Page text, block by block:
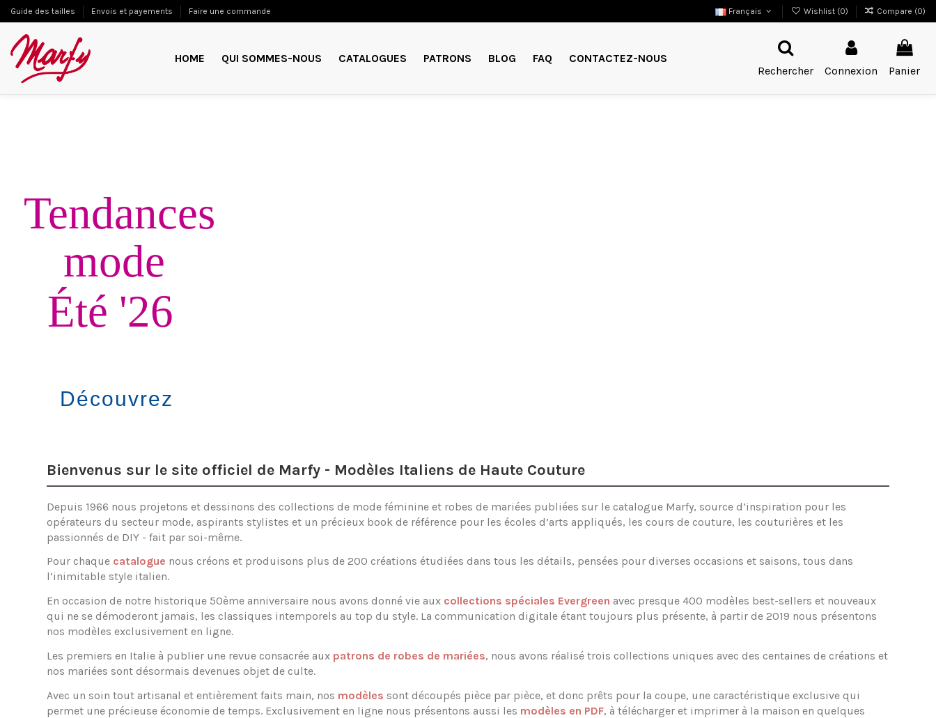
Guide des tailles Envois et payements Faire une commande Français Wishlist (0) Compare (0)
HOME QUI SOMMES-NOUS CATALOGUES PATRONS BLOG FAQ
CONTACTEZ-NOUS
Rechercher
Connexion Panier
Créez votre robe unique
COLLECTION MARIAGE
Bienvenus sur le site officiel de Marfy - Modèles Italiens de Haute Couture
Depuis 1966 nous projetons et dessinons des collections de mode féminine et robes de mariées publiées sur le catalogue Marfy, source d’inspiration pour les
opérateurs du secteur mode, aspirants stylistes et un précieux book de référence pour les écoles d’arts appliqués, les cours de couture, les couturières et les
passionnés de DIY - fait par soi-même.
Pour chaque catalogue nous créons et produisons plus de 200 créations étudiées dans tous les détails, pensées pour diverses occasions et saisons, tous dans
l’inimitable style italien.
En occasion de notre historique 50ème anniversaire nous avons donné vie aux collections spéciales Evergreen avec presque 400 modèles best-sellers et nouveaux
qui ne se démoderont jamais, les classiques intemporels au top du style. La communication digitale étant toujours plus présente, à partir de 2019 nous présentons
nos modèles exclusivement en ligne.
Les premiers en Italie à publier une revue consacrée aux patrons de robes de mariées, nous avons réalisé trois collections uniques avec des centaines de créations et
nos mariées sont désormais devenues objet de culte.
Avec un soin tout artisanal et entièrement faits main, nos modèles sont découpés pièce par pièce, et donc prêts pour la coupe, une caractéristique exclusive qui
permet une précieuse économie de temps. Exclusivement en ligne nous présentons aussi les modèles en PDF, à télécharger et imprimer à la maison en quelques